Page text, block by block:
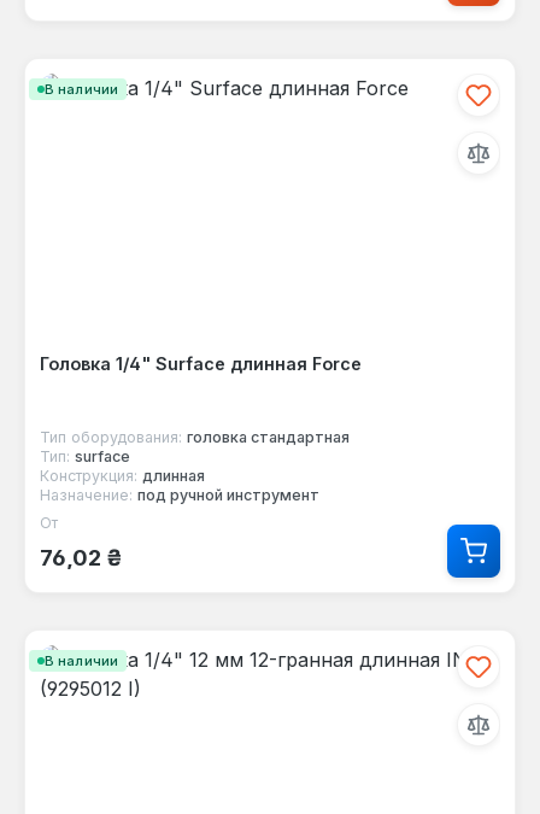
В наличии
Головка 1/4" Surface длинная Force
Тип оборудования: головка стандартная
Тип: surface
Конструкция: длинная
Назначение: под ручной инструмент
Обычная цена:
От
76,02 ₴
В наличии